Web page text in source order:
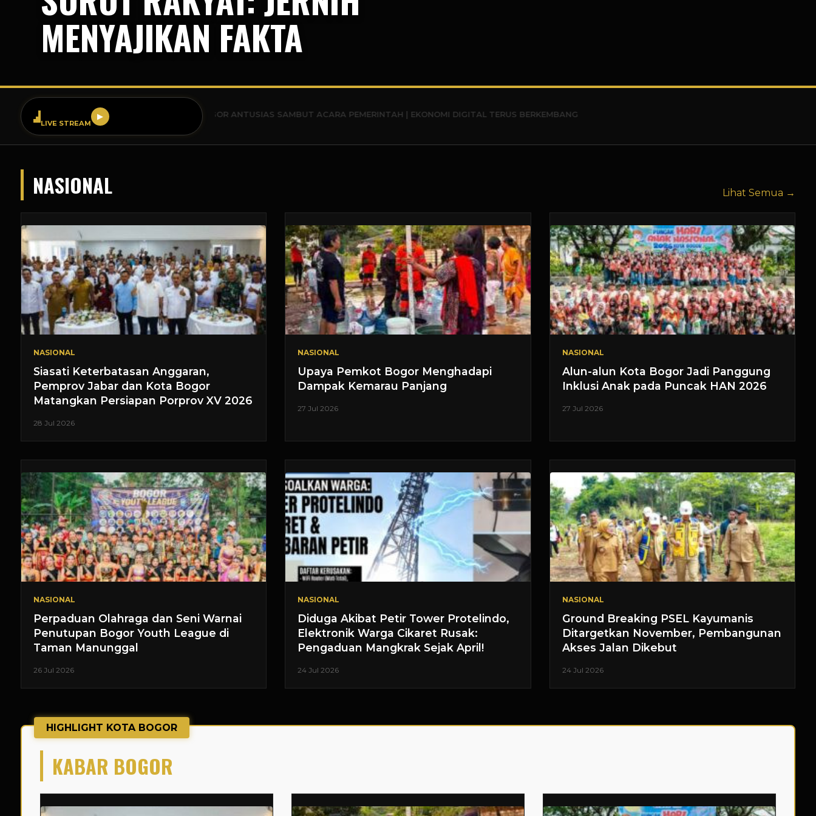
MENYAJIKAN FAKTA
SR FM 99.9
LIVE STREAM
▶
BREAKING NEWS: WARGA BOGOR ANTUSIAS SAMBUT ACARA PEMERINTAH | EKONOMI DIGITAL TERUS BERKEMBANG
NASIONAL Lihat Semua →
NASIONAL
Siasati Keterbatasan Anggaran,
Pemprov Jabar dan Kota Bogor
Matangkan Persiapan Porprov XV 2026
28 Jul 2026
NASIONAL
Upaya Pemkot Bogor Menghadapi
Dampak Kemarau Panjang
27 Jul 2026
NASIONAL
Alun-alun Kota Bogor Jadi Panggung
Inklusi Anak pada Puncak HAN 2026
27 Jul 2026
NASIONAL
Perpaduan Olahraga dan Seni Warnai
Penutupan Bogor Youth League di
Taman Manunggal
26 Jul 2026
NASIONAL
Diduga Akibat Petir Tower Protelindo,
Elektronik Warga Cikaret Rusak:
Pengaduan Mangkrak Sejak April!
24 Jul 2026
NASIONAL
Ground Breaking PSEL Kayumanis
Ditargetkan November, Pembangunan
Akses Jalan Dikebut
24 Jul 2026
HIGHLIGHT KOTA BOGOR
KABAR BOGOR